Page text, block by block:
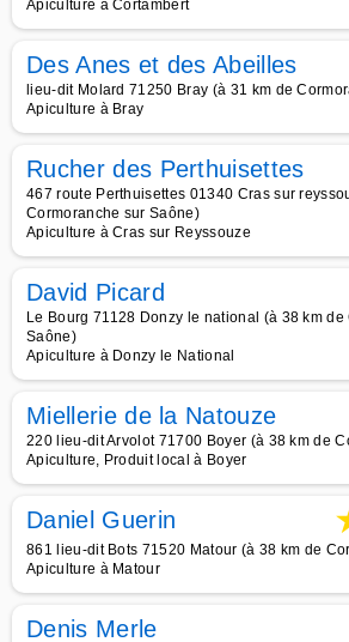
Apiculture à Cortambert
Des Anes et des Abeilles
lieu-dit Molard 71250 Bray (à 31 km de
Apiculture à Bray
Rucher des Perthuisettes
467 route Perthuisettes 01340 Cras sur
Cormoranche sur Saône)
Apiculture à Cras sur Reyssouze
David Picard
Le Bourg 71128 Donzy le national (à 38 km
Saône)
Apiculture à Donzy le National
Miellerie de la Natouze
220 lieu-dit Arvolot 71700 Boyer (à 38 km de
Apiculture, Produit local à Boyer
Daniel Guerin
861 lieu-dit Bots 71520 Matour (à 38 km de
Apiculture à Matour
Denis Merle